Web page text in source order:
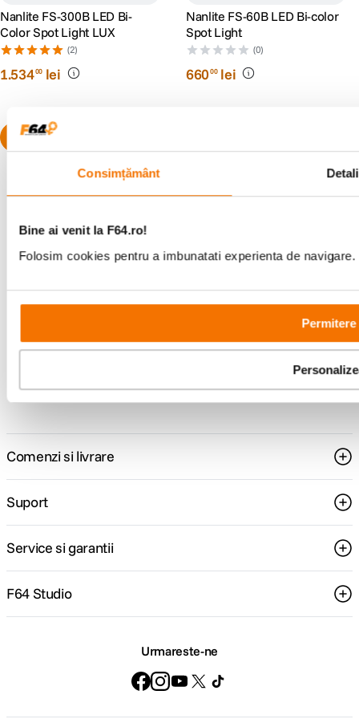
Consimțământ
Bine ai venit la F64.ro!
Folosim cookies pentru a imbunatati experienta de
Permitere
Nanlite FS-300B LED Bi-
Color Spot Light LUX
(2)
1.53400 lei
Nanlite FS-60B LED Bi-color
Spot Light
(0)
66000 lei
Alatura-te comunitatii creatorilor
Descopera inspiratie, recomandari utile,
pentru tine.
Livrare gratuita
Comenzi si livrare
Suport
Service si garantii
F64 Studio
Urmareste-ne